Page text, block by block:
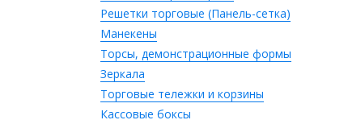
Решетки торговые (Панель-сетка)
Манекены
Торсы, демонстрационные формы
Зеркала
Торговые тележки и корзины
Кассовые боксы